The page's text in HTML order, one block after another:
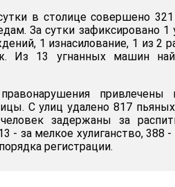
в столице совершено 321
За сутки зафиксировано
1 изнасилование, 1 из 2
Из 13 угнанных машин
привлечены
С улиц удалено 817
задержаны за
- за мелкое хулиганство, 388
регистрации.